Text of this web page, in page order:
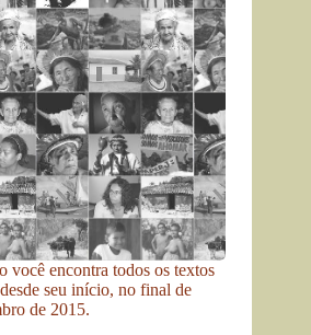
você encontra todos os textos
seu início, no final de
de 2015.